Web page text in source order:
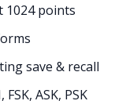
1024 points
save & recall
ASK, PSK